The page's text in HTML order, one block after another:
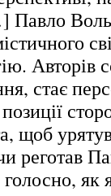
Авторів
стає
щоб
реготав
як